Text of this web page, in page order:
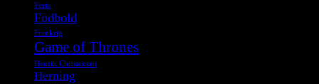
Ferie
Fodbold
Frankrig
Game of Thrones
Henrik Christensen
Herning